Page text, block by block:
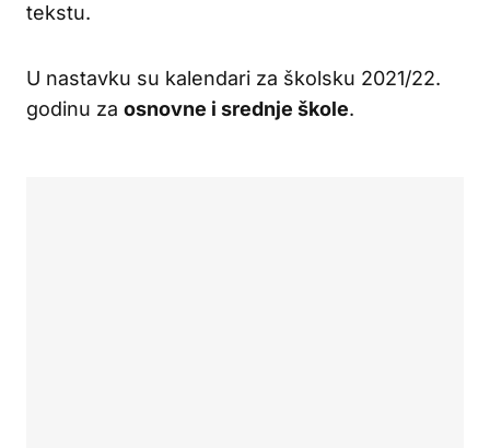
tekstu.
U nastavku su kalendari za školsku 2021/22.
godinu za osnovne i srednje škole.